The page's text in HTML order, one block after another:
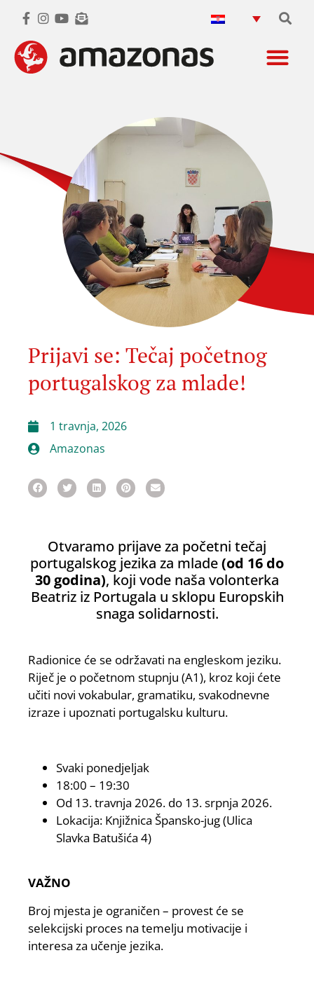
Prijavi se: Tečaj početnog
portugalskog za mlade!
1 travnja, 2026
Amazonas
Otvaramo prijave za početni tečaj
portugalskog jezika za mlade(od 16 do
30 godina), koji vode naša volonterka
Beatriz iz Portugala u sklopu Europskih
snaga solidarnosti.
Radionice će se održavati na engleskom jeziku.
Riječ je o početnom stupnju (A1), kroz koji ćete
učiti novi vokabular, gramatiku, svakodnevne
izraze i upoznati portugalsku kulturu.
Svaki ponedjeljak
18:00 – 19:30
Od 13. travnja 2026. do 13. srpnja 2026.
Lokacija: Knjižnica Špansko-jug (Ulica
Slavka Batušića 4)
VAŽNO
Broj mjesta je ograničen – provest će se
selekcijski proces na temelju motivacije i
interesa za učenje jezika.